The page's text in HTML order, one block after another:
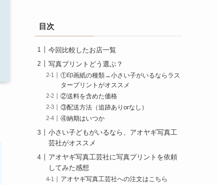
目次
今回比較したお店一覧
写真プリントどう選ぶ？
①印画紙の種類→小さい子がいるならラス
タープリントがオススメ
②送料を含めた価格
③配送方法（追跡ありorなし）
④納期はいつか
小さい子どもがいるなら、アオヤギ写真工
芸社がオススメ
アオヤギ写真工芸社に写真プリントを依頼
してみた感想
アオヤギ写真工芸社への注文はこちら